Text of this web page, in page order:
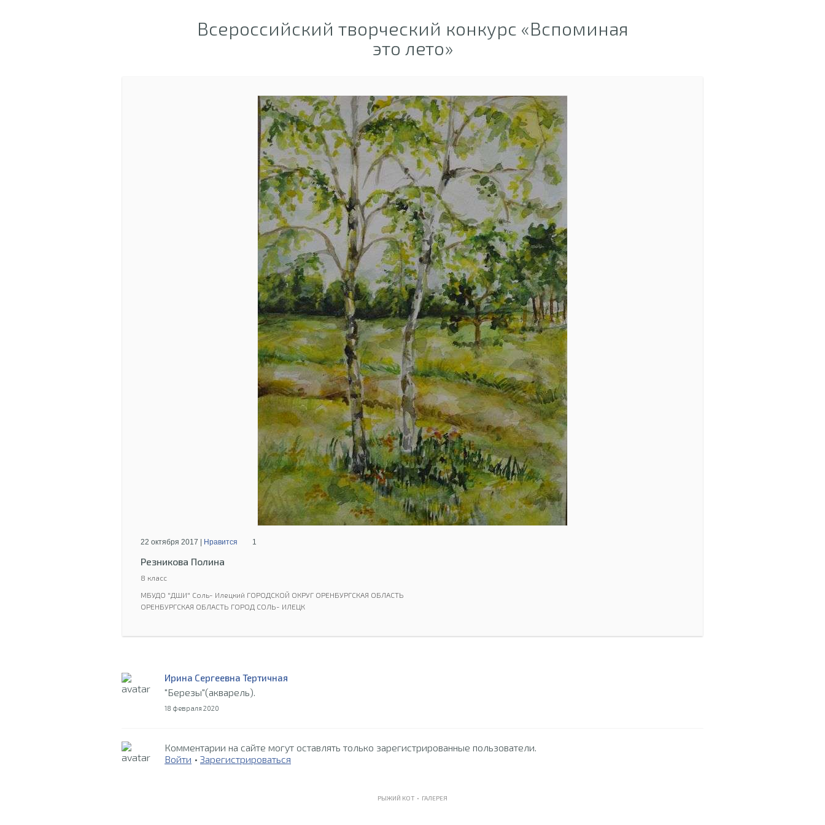
Всероссийский творческий конкурс «Вспоминая
это лето»
22 октября 2017 | Нравится 1
Резникова Полина
8 класс
МБУДО "ДШИ" Соль- Илецкий ГОРОДСКОЙ ОКРУГ ОРЕНБУРГСКАЯ ОБЛАСТЬ
ОРЕНБУРГСКАЯ ОБЛАСТЬ ГОРОД СОЛЬ- ИЛЕЦК
Ирина Сергеевна Тертичная
"Березы"(акварель).
18 февраля 2020
Комментарии на сайте могут оставлять только зарегистрированные пользователи.
Войти • Зарегистрироваться
РЫЖИЙ КОТ • ГАЛЕРЕЯ